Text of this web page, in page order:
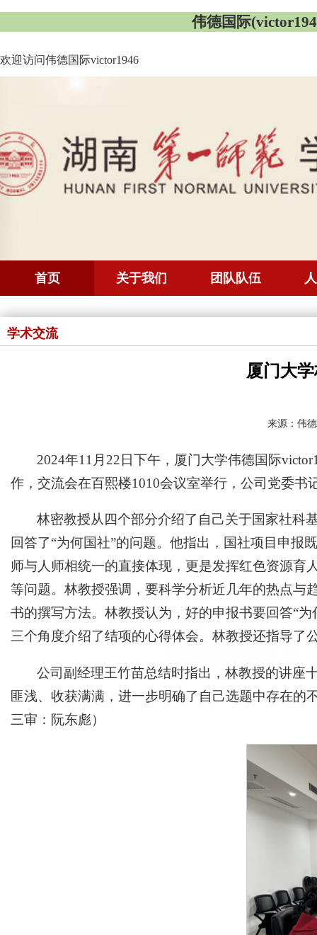
伟德国际
欢迎访问伟德国际victor1946
首页 关于我们 团队队伍
学术交流
厦门大
来源：伟
2024年11月22日下午，厦门大学伟德国际
作，交流会在百熙楼1010会议室举行，公司党委
林密教授从四个部分介绍了自己关于国家社科
回答了“为何国社”的问题。他指出，国社项目申
师与人师相统一的直接体现，更是发挥红色资源育
等问题。林教授强调，要科学分析近几年的热点与
书的撰写方法。林教授认为，好的申报书要回答“
三个角度介绍了结项的心得体会。林教授还指导了
公司副经理王竹苗总结时指出，林教授的讲座
匪浅、收获满满，进一步明确了自己选题中存在的
三审：阮东彪）